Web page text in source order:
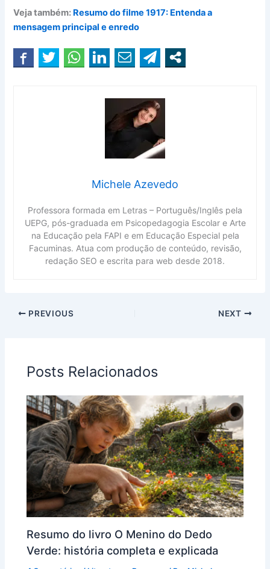
Veja também: Resumo do filme 1917: Entenda a
mensagem principal e enredo
Michele Azevedo
Professora formada em Letras – Português/Inglês pela
UEPG, pós-graduada em Psicopedagogia Escolar e Arte
na Educação pela FAPI e em Educação Especial pela
Facuminas. Atua com produção de conteúdo, revisão,
redação SEO e escrita para web desde 2018.
PREVIOUS NEXT
Posts Relacionados
Resumo do livro O Menino do Dedo
Verde: história completa e explicada